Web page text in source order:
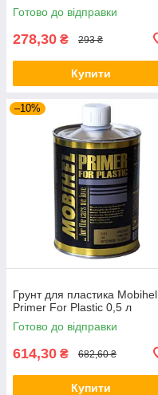
Готово до відправки
278,30 ₴ 293 ₴
Купити
–10%
Грунт для пластика Mobihel
Primer For Plastic 0,5 л
Готово до відправки
614,30 ₴ 682,60 ₴
Купити